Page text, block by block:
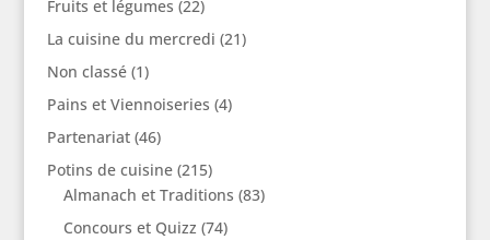
Fruits et légumes (22)
La cuisine du mercredi (21)
Non classé(1)
Pains et Viennoiseries (4)
Partenariat(46)
Potins de cuisine(215)
Almanach et Traditions (83)
Concours et Quizz (74)